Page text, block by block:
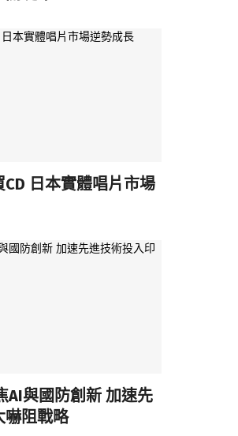
日本實體唱片市場
AI與國防創新 加速先
嚇阻戰略